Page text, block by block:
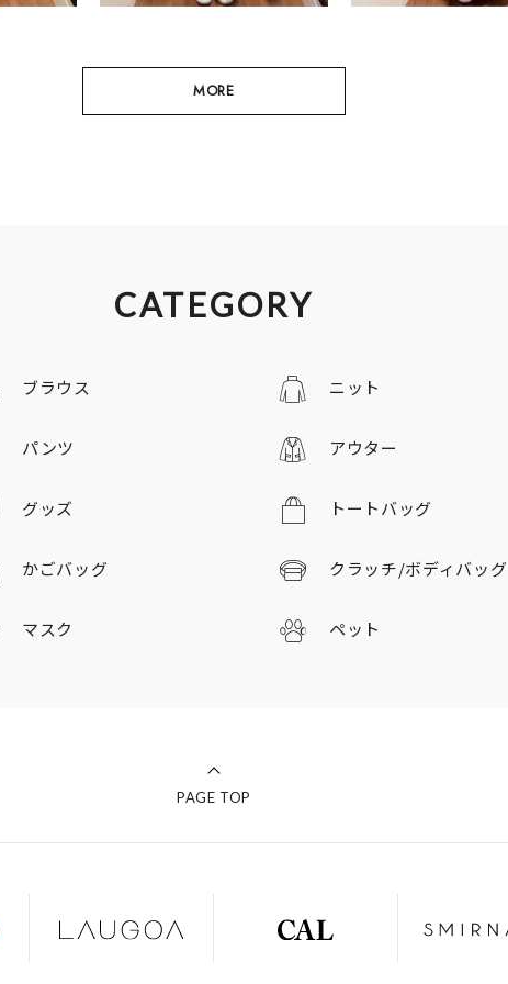
MORE
CATEGORY
ブラウス ニット
パンツ アウター
グッズ トートバッグ
かごバッグ クラッチ/ボディバッグ
マスク ペット
PAGE TOP